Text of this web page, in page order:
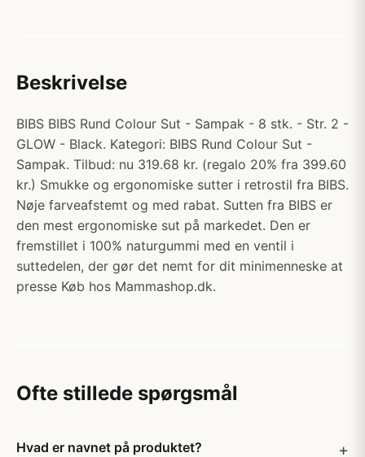
Beskrivelse
BIBS BIBS Rund Colour Sut - Sampak - 8 stk. - Str. 2 -
GLOW - Black. Kategori: BIBS Rund Colour Sut -
Sampak. Tilbud: nu 319.68 kr. (regalo 20% fra 399.60
kr.) Smukke og ergonomiske sutter i retrostil fra BIBS.
Nøje farveafstemt og med rabat. Sutten fra BIBS er
den mest ergonomiske sut på markedet. Den er
fremstillet i 100% naturgummi med en ventil i
suttedelen, der gør det nemt for dit minimenneske at
presse Køb hos Mammashop.dk.
Ofte stillede spørgsmål
Hvad er navnet på produktet?